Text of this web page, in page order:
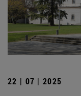
22 | 07 | 2025